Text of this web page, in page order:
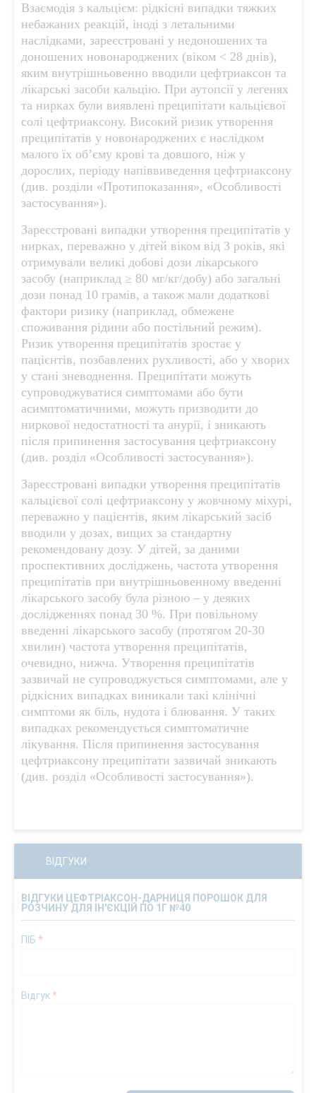
Взаємодія з кальцієм: рідкісні випадки тяжких
небажаних реакцій, іноді з летальними
наслідками, зареєстровані у недоношених та
доношених новонароджених (віком < 28 днів),
яким внутрішньовенно вводили цефтриаксон та
лікарські засоби кальцію. При аутопсії у легенях
та нирках були виявлені преципітати кальцієвої
солі цефтриаксону. Високий ризик утворення
преципітатів у новонароджених є наслідком
малого їх об’єму крові та довшого, ніж у
дорослих, періоду напіввиведення цефтриаксону
(див. розділи «Протипоказання», «Особливості
застосування»).
Зареєстровані випадки утворення преципітатів у
нирках, переважно у дітей віком від 3 років, які
отримували великі добові дози лікарського
засобу (наприклад ≥ 80 мг/кг/добу) або загальні
дози понад 10 грамів, а також мали додаткові
фактори ризику (наприклад, обмежене
споживання рідини або постільний режим).
Ризик утворення преципітатів зростає у
пацієнтів, позбавлених рухливості, або у хворих
у стані зневоднення. Преципітати можуть
супроводжуватися симптомами або бути
асимптоматичними, можуть призводити до
ниркової недостатності та анурії, і зникають
після припинення застосування цефтриаксону
(див. розділ «Особливості застосування»).
Зареєстровані випадки утворення преципітатів
кальцієвої солі цефтриаксону у жовчному міхурі,
переважно у пацієнтів, яким лікарський засіб
вводили у дозах, вищих за стандартну
рекомендовану дозу. У дітей, за даними
проспективних досліджень, частота утворення
преципітатів при внутрішньовенному введенні
лікарського засобу була різною – у деяких
дослідженнях понад 30 %. При повільному
введенні лікарського засобу (протягом 20-30
хвилин) частота утворення преципітатів,
очевидно, нижча. Утворення преципітатів
зазвичай не супроводжується симптомами, але у
рідкісних випадках виникали такі клінічні
симптоми як біль, нудота і блювання. У таких
випадках рекомендується симптоматичне
лікування. Після припинення застосування
цефтриаксону преципітати зазвичай зникають
(див. розділ «Особливості застосування»).
ВІДГУКИ
ВІДГУКИ ЦЕФТРІАКСОН-ДАРНИЦЯ ПОРОШОК ДЛЯ
РОЗЧИНУ ДЛЯ ІН'ЄКЦІЙ ПО 1Г №40
ПІБ *
Відгук*